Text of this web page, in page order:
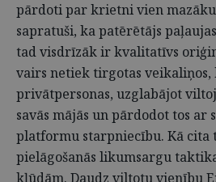
pārdoti par krietni vien
sapratuši, ka patērētājs
tad visdrīzāk ir kvalitatīvs
vairs netiek tirgotas veikaliņos,
privātpersonas, uzglabājot
savās mājās un pārdodot tos ar
platformu starpniecību. Kā
pielāgošanās likumsargu
kļūdām. Daudz viltotu vienību